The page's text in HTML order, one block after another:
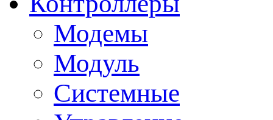
Модемы
Модуль
Системные